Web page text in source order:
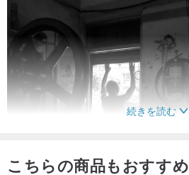
続きを読む
こちらの商品もおすすめ